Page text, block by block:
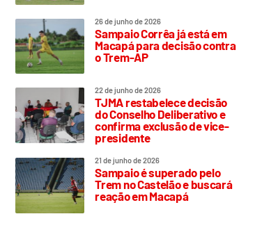
26 de junho de 2026
Sampaio Corrêa já está em
Macapá para decisão contra
o Trem-AP
22 de junho de 2026
TJMA restabelece decisão
do Conselho Deliberativo e
confirma exclusão de vice-
presidente
21 de junho de 2026
Sampaio é superado pelo
Trem no Castelão e buscará
reação em Macapá